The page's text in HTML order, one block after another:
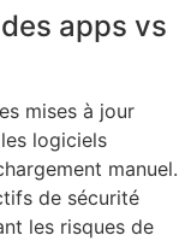
apps vs
mises à jour
logiciels
manuel.
de sécurité
les risques de